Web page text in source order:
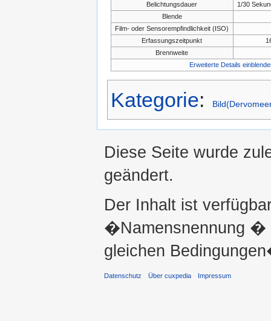
Belichtungsdauer
1/30
Blende
Film- oder Sensorempfindlichkeit (ISO)
Erfassungszeitpunkt
Brennweite
Erweiterte Details
Kategorie:
Diese Seite wurde
geändert.
Der Inhalt ist
�Namensnennung �
gleichen
Datenschutz Über cuxpedia Impressum